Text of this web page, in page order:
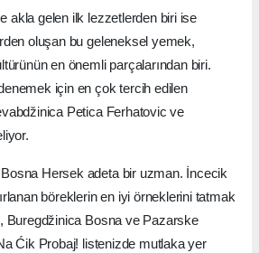
akla gelen ilk lezzetlerden biri ise
oluşan bu geleneksel yemek,
en önemli parçalarından biri.
için en çok tercih edilen
Petica Ferhatovic ve
Hersek adeta bir uzman. İncecik
böreklerin en iyi örneklerini tatmak
Buregdžinica Bosna ve Pazarske
Ćik Probaj! listenizde mutlaka yer